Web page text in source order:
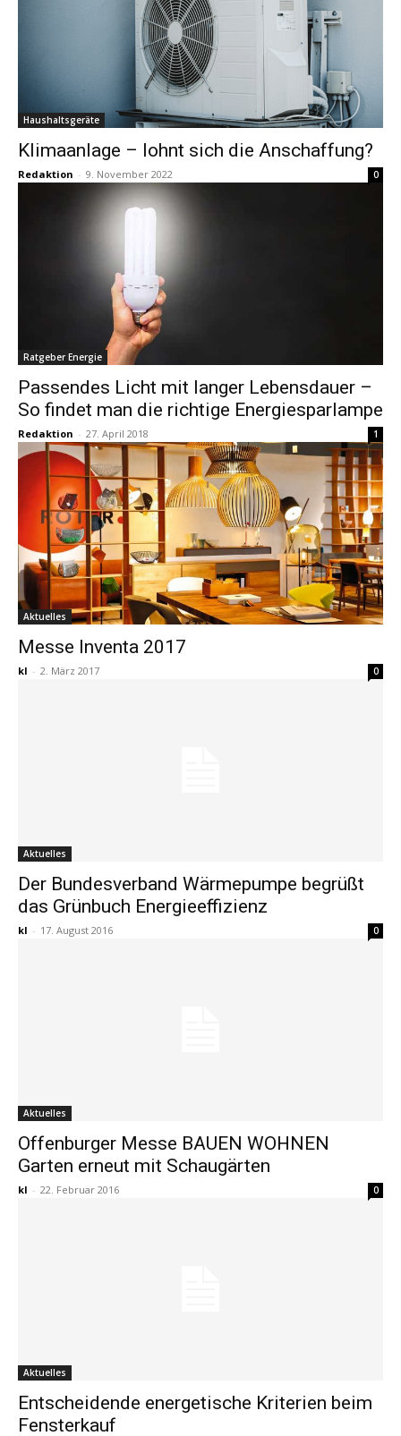
Haushaltsgeräte
Klimaanlage – lohnt sich die Anschaffung?
Redaktion - 9. November 2022 0
Ratgeber Energie
Passendes Licht mit langer Lebensdauer –
So findet man die richtige Energiesparlampe
Redaktion - 27. April 2018 1
Aktuelles
Messe Inventa 2017
kl - 2. März 2017 0
Aktuelles
Der Bundesverband Wärmepumpe begrüßt
das Grünbuch Energieeffizienz
kl - 17. August 2016 0
Aktuelles
Offenburger Messe BAUEN WOHNEN
Garten erneut mit Schaugärten
kl - 22. Februar 2016 0
Aktuelles
Entscheidende energetische Kriterien beim
Fensterkauf